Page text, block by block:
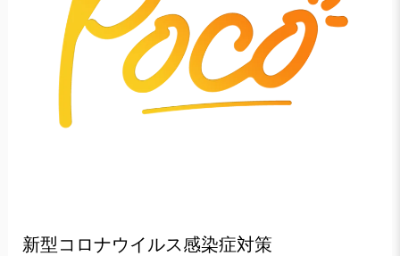
新型コロナウイルス感染症対策